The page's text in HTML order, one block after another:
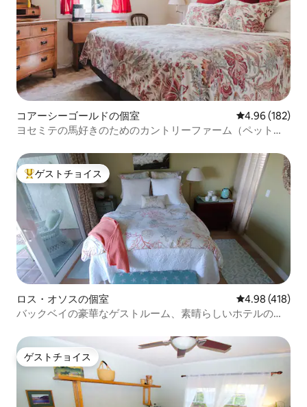
コアーシーゴールドの個室 レビュー182
4.96 (182)
ヨセミテの馬好きのためのカントリーファーム（ペット歓
大好評のゲストチョイスです。
ゲストチョイス
ロス・オソスの個室 レビュー418
4.98 (418)
バックベイの豪華なゲストルーム、素晴らしいホテルの代
ゲストチョイス
ゲストチョイス